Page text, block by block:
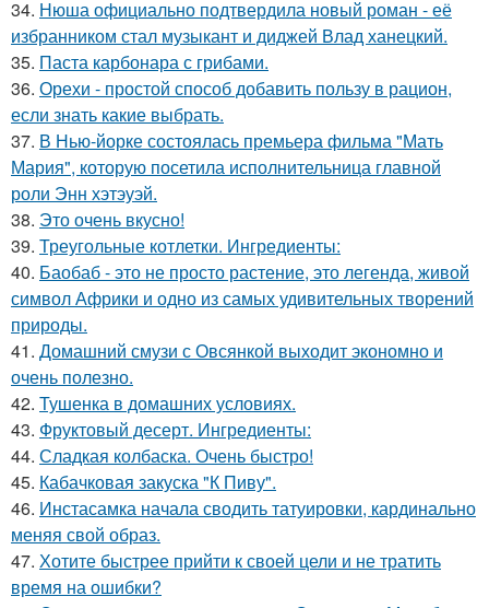
34. Нюша официально подтвердила новый роман - её
избранником стал музыкант и диджей Влад ханецкий.
35. Паста карбонара с грибами.
36. Орехи - простой способ добавить пользу в рацион,
если знать какие выбрать.
37. В Нью-йорке состоялась премьера фильма "Мать
Мария", которую посетила исполнительница главной
роли Энн хэтэуэй.
38. Это очень вкусно!
39. Треугольные котлетки. Ингредиенты:
40. Баобаб - это не просто растение, это легенда, живой
символ Африки и одно из самых удивительных творений
природы.
41. Домашний смузи с Овсянкой выходит экономно и
очень полезно.
42. Тушенка в домашних условиях.
43. Фруктовый десерт. Ингредиенты:
44. Сладкая колбаска. Очень быстро!
45. Кабачковая закуска "К Пиву".
46. Инстасамка начала сводить татуировки, кардинально
меняя свой образ.
47. Хотите быстрее прийти к своей цели и не тратить
время на ошибки?